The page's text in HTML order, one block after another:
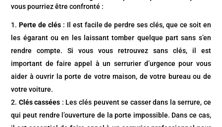
vous pourriez être confronté :
Perte de clés : Il est facile de perdre ses clés, que ce soit en
les égarant ou en les laissant tomber quelque part sans s’en
rendre compte. Si vous vous retrouvez sans clés, il est
important de faire appel à un serrurier d’urgence pour vous
aider à ouvrir la porte de votre maison, de votre bureau ou de
votre voiture.
Clés cassées : Les clés peuvent se casser dans la serrure, ce
qui peut rendre l’ouverture de la porte impossible. Dans ce cas,